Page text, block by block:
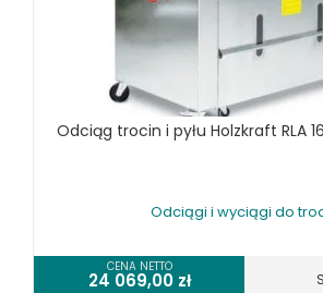
Odciąg trocin i pyłu Holzkraft RLA
Odciągi i wyciągi do
CENA NETTO
24 069,00 zł